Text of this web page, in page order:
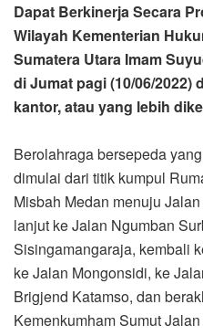
Dapat Berkinerja Secara
Wilayah Kementerian
Sumatera Utara Imam
di Jumat pagi (10/06/2022)
kantor, atau yang lebih
Berolahraga bersepeda
dimulai dari titik kumpul
Misbah Medan menuju
lanjut ke Jalan Ngumban
Sisingamangaraja, kembali
ke Jalan Mongonsidi, ke
Brigjend Katamso, dan
Kemenkumham Sumut